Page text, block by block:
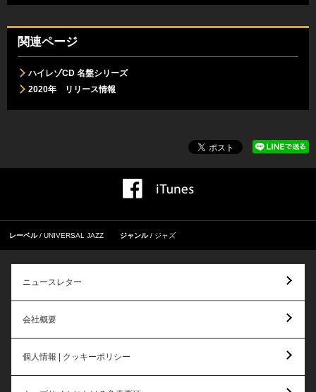
関連ページ
ハイレゾCD 名盤シリーズ
2020年 リリース情報
レーベル UNIVERSAL JAZZ ジャンル ジャズ
ニュースレター
会社概要
個人情報 | クッキーポリシー